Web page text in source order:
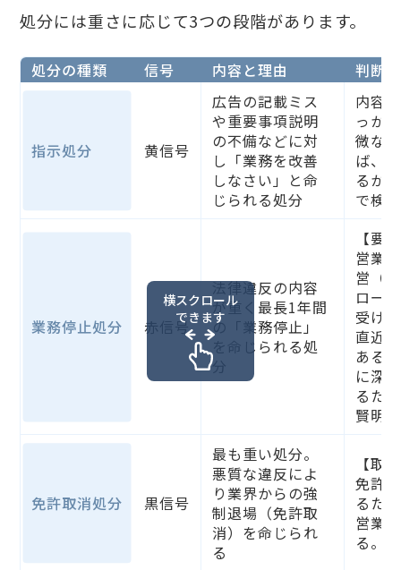
処分には重さに応じて3つの段階があります。
処分の種類 信号 内容と理由 判断
指示処分 黄信号
広告の記載ミス
や重要事項説明
の不備などに対
し「業務を改善
しなさい」と命
じられる処分
内容
っか
微な
ば、
るか
で検
業務停止処分 赤信号
法律違反の内容
が重く最長1年間
の「業務停止」
を命じられる処
分
【要
営業
営（
ロー
受け
直近
ある
に深
るた
賢明。
免許取消処分 黒信号
最も重い処分。
悪質な違反によ
り業界からの強
制退場（免許取
消）を命じられ
る
【取
免許
るた
営業
る。
横スクロール
できます